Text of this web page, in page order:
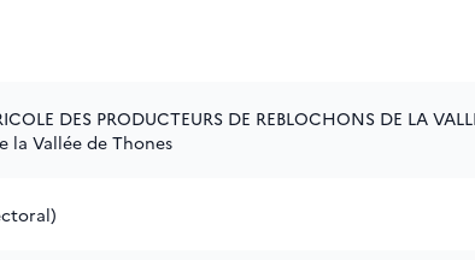
DES PRODUCTEURS DE REBLOCHONS DE LA
la Vallée de Thones